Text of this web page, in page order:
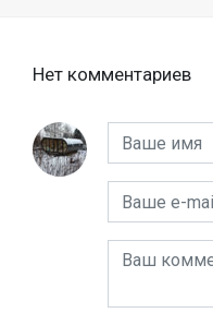
Нет комментариев